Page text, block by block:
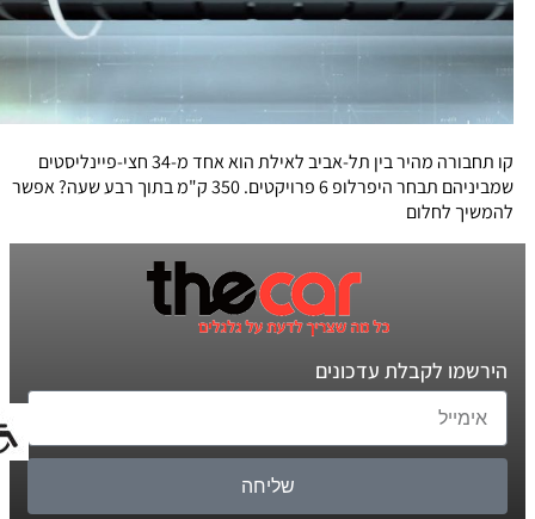
קו תחבורה מהיר בין תל-אביב לאילת הוא אחד מ-34 חצי-פיינליסטים
שמביניהם תבחר היפרלופ 6 פרויקטים. 350 ק"מ בתוך רבע שעה? אפשר
להמשיך לחלום
הירשמו לקבלת עדכונים
שליחה